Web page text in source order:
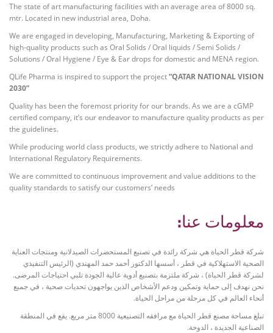
The state of art manufacturing facilities with an average area of 8000 sq.
mtr. Located in new industrial area, Doha.
We are engaged in developing, Manufacturing, Marketing & Exporting of
high-quality products such as Oral Solids / Oral liquids / Semi Solids /
Solutions / Oral Hygiene / Eye & Ear drops for domestic and MENA region.
QLife Pharma is inspired to support the project“QATAR NATIONAL VISION
2030”
Quality has been the foremost priority for our brands. As we are a cGMP
certified company, it’s our endeavor to manufacture quality products as per
the guidelines.
While producing world class products, we strictly adhere to National and
International Regulatory Requirements.
We are committed to continuous improvement and value additions to the
quality standards to satisfy our customers’ needs
معلومات عنا:
شركة قطر الحياة هي شركة رائدة في تصنيع المستحضرات الصيدلانية ومنتجات العناية
الصحية الاستهلاكية في قطر ، أسسها الدكتور أحمد حمد المهندي (الرئيس التنفيذي
لشركة قطر الحياة) ، شركة ملتزمة بتصنيع أدوية عالية الجودة تلبي احتياجات المرضى.
نحن نهدف إلى حماية وتمكين ودعم الأشخاص الذين يواجهون تحديات صحية ، في جميع
أنحاء العالم في كل مرحلة من مراحل الحياة.
تبلغ مساحة مصنع قطر الحياة مع مرافقه التصنيعية 8000 متر مربع. يقع في المنطقة
الصناعية الجديدة ، الدوحة.